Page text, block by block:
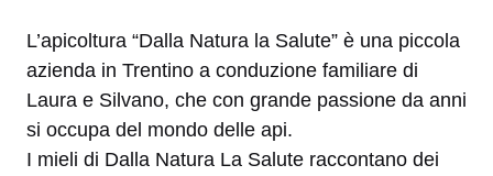
L’apicoltura “Dalla Natura la Salute” è una piccola
azienda in Trentino a conduzione familiare di
Laura e Silvano, che con grande passione da anni
si occupa del mondo delle api.
I mieli di Dalla Natura La Salute raccontano dei